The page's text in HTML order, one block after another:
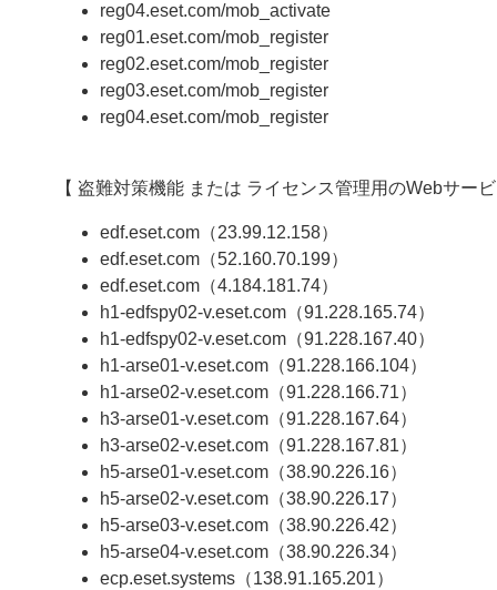
reg04.eset.com/mob_activate
reg01.eset.com/mob_register
reg02.eset.com/mob_register
reg03.eset.com/mob_register
reg04.eset.com/mob_register
【 盗難対策機能 または ライセンス管理用のWebサー
edf.eset.com（23.99.12.158）
edf.eset.com（52.160.70.199）
edf.eset.com（4.184.181.74）
h1-edfspy02-v.eset.com（91.228.165.74）
h1-edfspy02-v.eset.com（91.228.167.40）
h1-arse01-v.eset.com（91.228.166.104）
h1-arse02-v.eset.com（91.228.166.71）
h3-arse01-v.eset.com（91.228.167.64）
h3-arse02-v.eset.com（91.228.167.81）
h5-arse01-v.eset.com（38.90.226.16）
h5-arse02-v.eset.com（38.90.226.17）
h5-arse03-v.eset.com（38.90.226.42）
h5-arse04-v.eset.com（38.90.226.34）
ecp.eset.systems（138.91.165.201）